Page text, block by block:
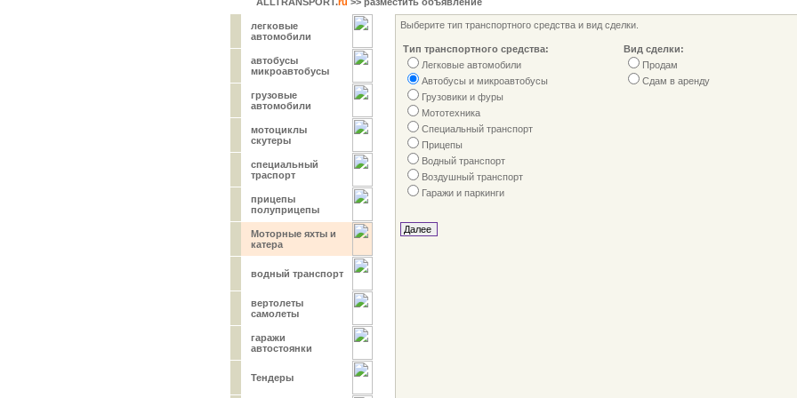
легковые
автомобили
автобусы
микроавтобусы
грузовые
автомобили
мотоциклы
скутеры
специальный
траспорт
прицепы
полуприцепы
Моторные яхты и
катера
водный транспорт
вертолеты
самолеты
гаражи
автостоянки
Тендеры
Выберите тип транспортного средства и вид сделки.
Тип транспортного средства:
Легковые автомобили
Автобусы и микроавтобусы
Грузовики и фуры
Мототехника
Специальный транспорт
Прицепы
Водный транспорт
Воздушный транспорт
Гаражи и паркинги
Вид сделки:
Продам
Сдам в аренду